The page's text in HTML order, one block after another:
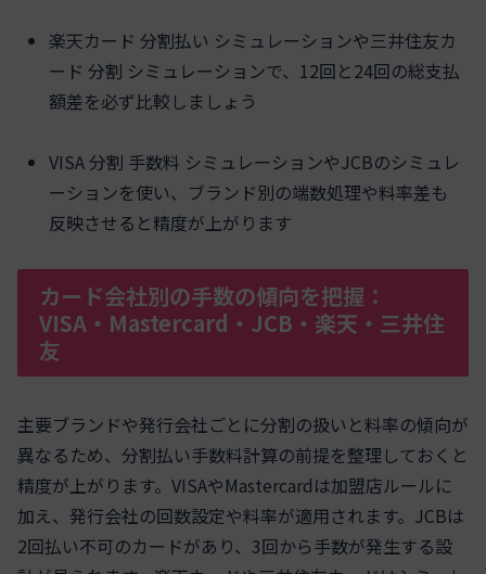
楽天カード 分割払い シミュレーションや三井住友カ
ード 分割 シミュレーションで、12回と24回の総支払
額差を必ず比較しましょう
VISA 分割 手数料 シミュレーションやJCBのシミュレ
ーションを使い、ブランド別の端数処理や料率差も
反映させると精度が上がります
カード会社別の手数の傾向を把握：
VISA・Mastercard・JCB・楽天・三井住
友
主要ブランドや発行会社ごとに分割の扱いと料率の傾向が
異なるため、分割払い手数料計算の前提を整理しておくと
精度が上がります。VISAやMastercardは加盟店ルールに
加え、発行会社の回数設定や料率が適用されます。JCBは
2回払い不可のカードがあり、3回から手数が発生する設